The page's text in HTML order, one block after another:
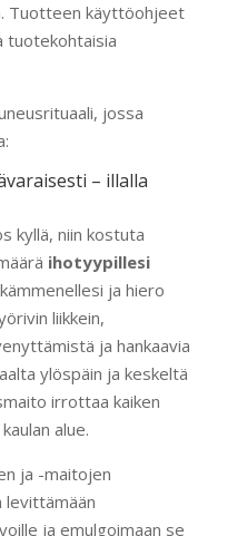
Tuotteen käyttöohjeet
tuotekohtaisia
jossa
– illalla
kyllä, niin kostuta
ihotyypillesi
kämmenellesi ja hiero
liikkein,
ja hankaavia
ylöspäin ja keskeltä
irrottaa kaiken
alue.
ja -maitojen
levittämään
ja emulgoimaan se